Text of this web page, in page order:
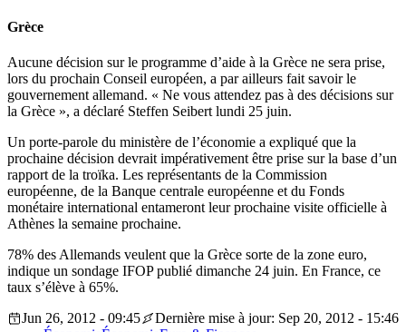
Grèce
Aucune décision sur le programme d’aide à la Grèce ne sera prise,
lors du prochain Conseil européen, a par ailleurs fait savoir le
gouvernement allemand. « Ne vous attendez pas à des décisions sur
la Grèce », a déclaré Steffen Seibert lundi 25 juin.
Un porte-parole du ministère de l’économie a expliqué que la
prochaine décision devrait impérativement être prise sur la base d’un
rapport de la troïka. Les représentants de la Commission
européenne, de la Banque centrale européenne et du Fonds
monétaire international entameront leur prochaine visite officielle à
Athènes la semaine prochaine.
78% des Allemands veulent que la Grèce sorte de la zone euro,
indique un sondage IFOP publié dimanche 24 juin. En France, ce
taux s’élève à 65%.
Jun 26, 2012 - 09:45
Dernière mise à jour: Sep 20, 2012 - 15:46